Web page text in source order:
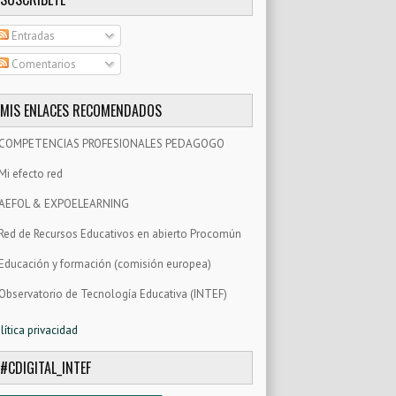
Entradas
Comentarios
MIS ENLACES RECOMENDADOS
PROFESIONALES PEDAGOGO
efecto red
& EXPOELEARNING
de Recursos Educativos en abierto Procomún
y formación (comisión europea)
de Tecnología Educativa (INTEF)
privacidad
#CDIGITAL_INTEF